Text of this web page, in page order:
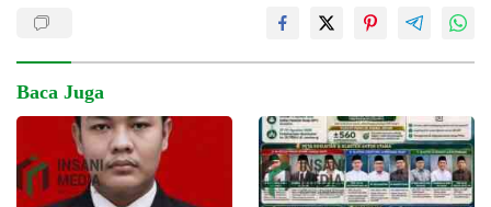
Baca Juga